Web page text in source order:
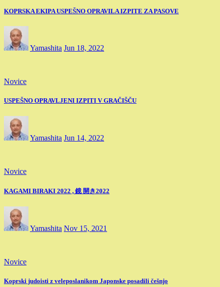
KOPRSKA EKIPA USPEŠNO OPRAVILA IZPITE ZA PASOVE
Yamashita Jun 18, 2022
Novice
USPEŠNO OPRAVLJENI IZPITI V GRAČIŠČU
Yamashita Jun 14, 2022
Novice
KAGAMI BIRAKI 2022 , 鏡 開き2022
Yamashita Nov 15, 2021
Novice
Koprski judoisti z veleposlanikom Japonske posadili češnjo